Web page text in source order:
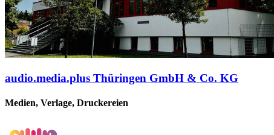
audio.media.plus Thüringen GmbH & Co. KG
Medien, Verlage, Druckereien